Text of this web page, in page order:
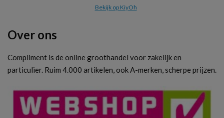
Bekijk op KiyOh
Over ons
Compliment is de online groothandel voor zakelijk en
particulier. Ruim 4.000 artikelen, ook A-merken, scherpe prijzen.